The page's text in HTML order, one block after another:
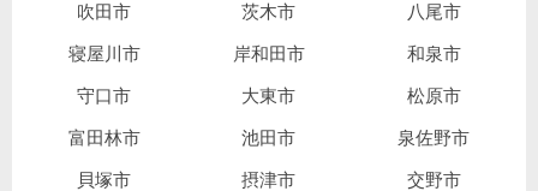
吹田市 茨木市 八尾市
寝屋川市 岸和田市 和泉市
守口市 大東市 松原市
富田林市 池田市 泉佐野市
貝塚市 摂津市 交野市